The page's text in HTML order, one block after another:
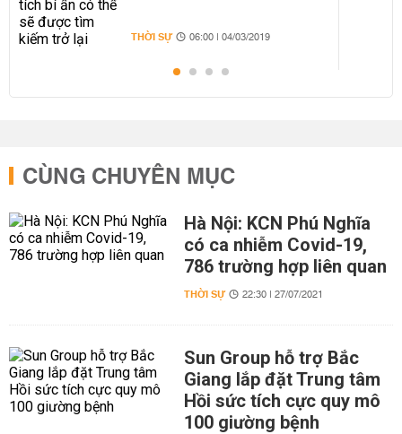
THỜI SỰ 06:00 | 04/03/2019
CÙNG CHUYÊN MỤC
Hà Nội: KCN Phú Nghĩa
có ca nhiễm Covid-19,
786 trường hợp liên quan
THỜI SỰ 22:30 | 27/07/2021
Sun Group hỗ trợ Bắc
Giang lắp đặt Trung tâm
Hồi sức tích cực quy mô
100 giường bệnh